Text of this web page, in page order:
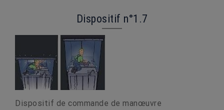
Dispositif n°1.7
Dispositif de commande de manœuvre